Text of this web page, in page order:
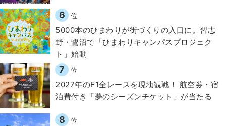
6 位
5000本のひまわりが街づくりの入口に。習志
野・鷺沼で「ひまわりキャンパスプロジェク
ト」始動
7 位
2027年のF1全レースを現地観戦！ 航空券・宿
泊費付き「夢のシーズンチケット」が当たる
8 位